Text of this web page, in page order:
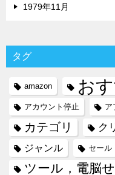
1979年11月
タグ
amazon お
アカウント停止 ア
カテゴリ ク
ジャンル セール
ツール，電脳